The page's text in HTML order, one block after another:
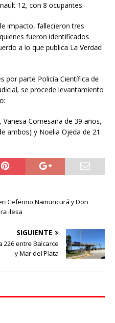
12, con 8 ocupantes.
impacto, fallecieron tres
fueron identificados
a lo que publica La Verdad
por parte Policía Científica de
se procede levantamiento
Comesaña de 39 años,
ambos) y Noelia Ojeda de 21
Ceferino Namuncurá y Don
ilesa
SIGUIENTE
226 entre Balcarce
y Mar del Plata